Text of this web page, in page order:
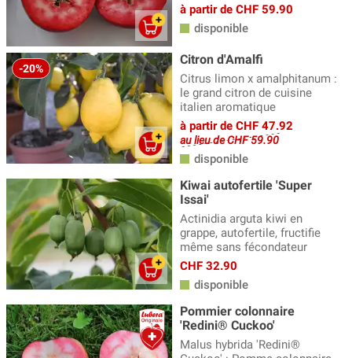
à partir de CHF 59.90
disponible
-20%
Citron d'Amalfi
Citrus limon x amalphitanum :
le grand citron de cuisine
italien aromatique
à partir de CHF 47.92
au lieu de CHF 59.90
disponible
Kiwai autofertile 'Super
Issai'
Actinidia arguta kiwi en
grappe, autofertile, fructifie
même sans fécondateur
CHF 32.90
disponible
Pommier colonnaire
'Redini® Cuckoo'
Malus hybrida 'Redini®